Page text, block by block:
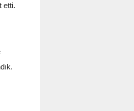
etti.